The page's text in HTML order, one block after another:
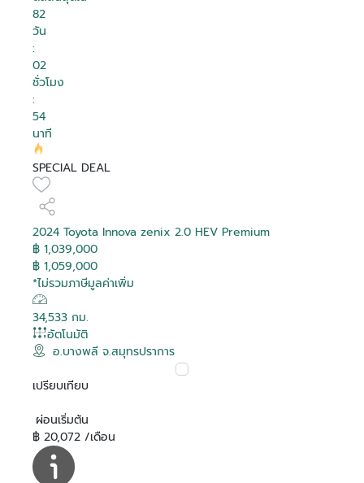
82
วัน
:
02
ชั่วโมง
:
53
นาที
SPECIAL DEAL
2024 Toyota Innova zenix 2.0 HEV Premium
฿ 1,039,000
฿ 1,059,000
*ไม่รวมภาษีมูลค่าเพิ่ม
34,533 กม.
อัตโนมัติ
อ.บางพลี จ.สมุทรปราการ
เปรียบเทียบ
ผ่อนเริ่มต้น
฿ 20,072 /เดือน